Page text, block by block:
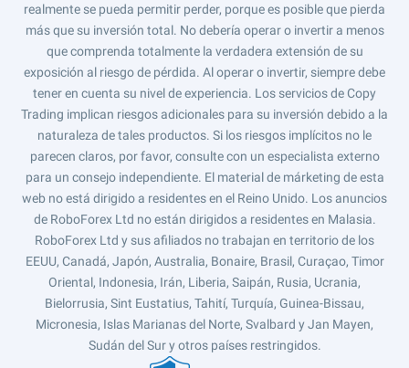
realmente se pueda permitir perder, porque es posible que pierda
más que su inversión total. No debería operar o invertir a menos
que comprenda totalmente la verdadera extensión de su
exposición al riesgo de pérdida. Al operar o invertir, siempre debe
tener en cuenta su nivel de experiencia. Los servicios de Copy
Trading implican riesgos adicionales para su inversión debido a la
naturaleza de tales productos. Si los riesgos implícitos no le
parecen claros, por favor, consulte con un especialista externo
para un consejo independiente. El material de márketing de esta
web no está dirigido a residentes en el Reino Unido. Los anuncios
de RoboForex Ltd no están dirigidos a residentes en Malasia.
RoboForex Ltd y sus afiliados no trabajan en territorio de los
EEUU, Canadá, Japón, Australia, Bonaire, Brasil, Curaçao, Timor
Oriental, Indonesia, Irán, Liberia, Saipán, Rusia, Ucrania,
Bielorrusia, Sint Eustatius, Tahití, Turquía, Guinea-Bissau,
Micronesia, Islas Marianas del Norte, Svalbard y Jan Mayen,
Sudán del Sur y otros países restringidos.